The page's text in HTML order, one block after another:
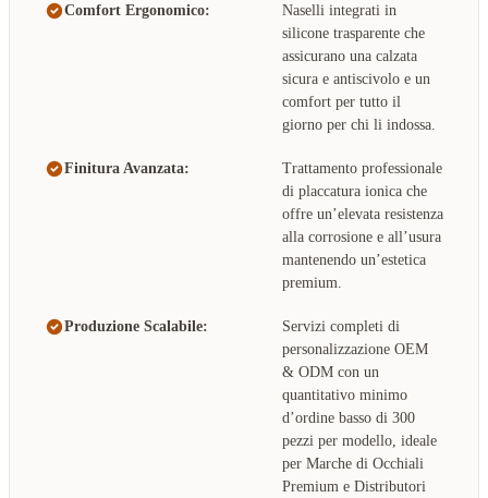
Comfort Ergonomico:
Naselli integrati in
silicone trasparente che
assicurano una calzata
sicura e antiscivolo e un
comfort per tutto il
giorno per chi li indossa.
Finitura Avanzata:
Trattamento professionale
di placcatura ionica che
offre un’elevata resistenza
alla corrosione e all’usura
mantenendo un’estetica
premium.
Produzione Scalabile:
Servizi completi di
personalizzazione OEM
& ODM con un
quantitativo minimo
d’ordine basso di 300
pezzi per modello, ideale
per Marche di Occhiali
Premium e Distributori